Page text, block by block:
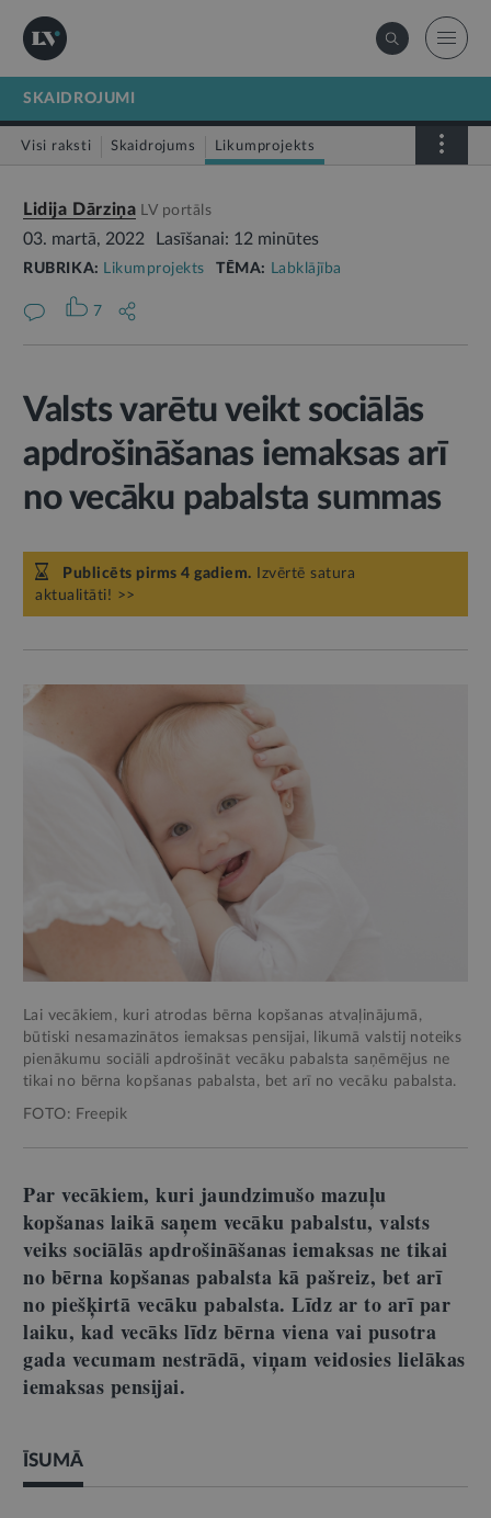
SKAIDROJUMI
Visi raksti Skaidrojums Likumprojekts
Lidija Dārziņa LV portāls
03. martā, 2022 Lasīšanai: 12 minūtes
RUBRIKA: Likumprojekts TĒMA: Labklājība
7
Valsts varētu veikt sociālās
apdrošināšanas iemaksas arī
no vecāku pabalsta summas
Publicēts pirms 4 gadiem. Izvērtē satura
aktualitāti! >>
Lai vecākiem, kuri atrodas bērna kopšanas atvaļinājumā,
būtiski nesamazinātos iemaksas pensijai, likumā valstij noteiks
pienākumu sociāli apdrošināt vecāku pabalsta saņēmējus ne
tikai no bērna kopšanas pabalsta, bet arī no vecāku pabalsta.
FOTO: Freepik
Par vecākiem, kuri jaundzimušo mazuļu
kopšanas laikā saņem vecāku pabalstu, valsts
veiks sociālās apdrošināšanas iemaksas ne tikai
no bērna kopšanas pabalsta kā pašreiz, bet arī
no piešķirtā vecāku pabalsta. Līdz ar to arī par
laiku, kad vecāks līdz bērna viena vai pusotra
gada vecumam nestrādā, viņam veidosies lielākas
iemaksas pensijai.
ĪSUMĀ